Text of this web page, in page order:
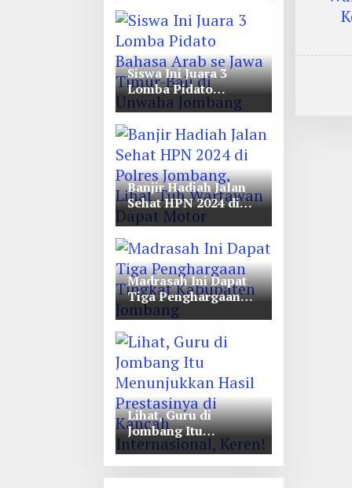
Siswa Ini Juara 3
Lomba Pidato
Bahasa Arab se Jawa
Unwaha Jombang
Banjir Hadiah Jalan
Sehat HPN 2024 di
Polres Jombang,
Dapat Motor
Madrasah Ini Dapat
Tiga Penghargaan
Tingkat Kabupaten
Lihat, Guru di
Jombang Itu
Menunjukkan Hasil
Prestasinya di
Kancah